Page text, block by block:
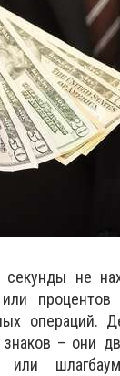
не
или
операций.
– они